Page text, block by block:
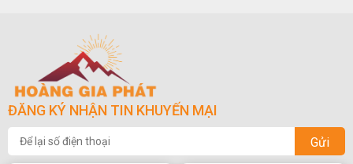
ĐĂNG KÝ NHẬN TIN KHUYẾN MẠI
Gửi